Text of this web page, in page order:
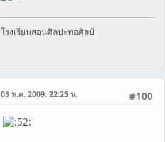
โรงเรียนสอนศิลปะทอศิลป์
#100
03 พ.ค. 2009, 22:25 น.